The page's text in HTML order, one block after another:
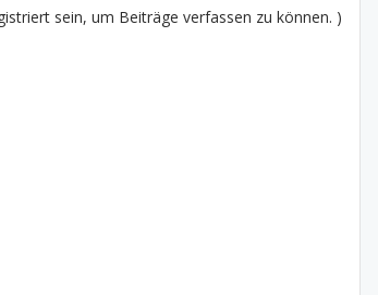
sein, um Beiträge verfassen zu können. )